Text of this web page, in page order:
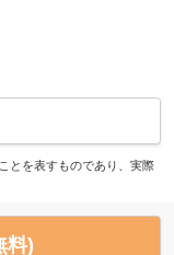
とを表すものであり、実際
料)